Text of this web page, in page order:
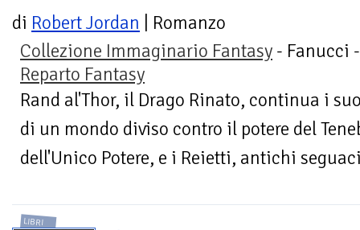
di Robert Jordan | Romanzo
Collezione Immaginario Fantasy - Fanucci -
Reparto Fantasy
Rand al'Thor, il Drago Rinato, continua i
di un mondo diviso contro il potere del
dell'Unico Potere, e i Reietti, antichi
LIBRI